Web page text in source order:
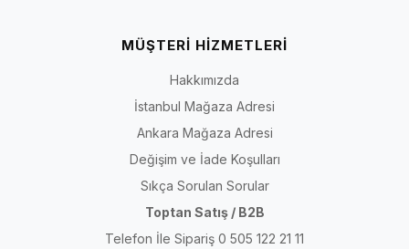
MÜŞTERİ HİZMETLERİ
Hakkımızda
İstanbul Mağaza Adresi
Ankara Mağaza Adresi
Değişim ve İade Koşulları
Sıkça Sorulan Sorular
Toptan Satış / B2B
Telefon İle Sipariş 0 505 122 21 11